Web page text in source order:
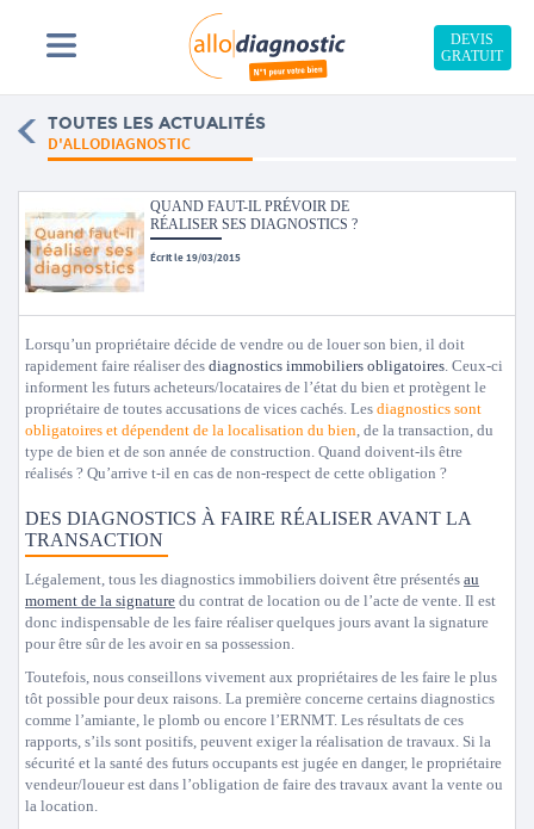
DEVIS
GRATUIT
TOUTES LES ACTUALITÉS
D'ALLODIAGNOSTIC
QUAND FAUT-IL PRÉVOIR DE
RÉALISER SES DIAGNOSTICS ?
Écrit le 19/03/2015
Lorsqu’un propriétaire décide de vendre ou de louer son bien, il doit
rapidement faire réaliser des diagnostics immobiliers obligatoires. Ceux-ci
informent les futurs acheteurs/locataires de l’état du bien et protègent le
propriétaire de toutes accusations de vices cachés. Les diagnostics sont
obligatoires et dépendent de la localisation du bien, de la transaction, du
type de bien et de son année de construction. Quand doivent-ils être
réalisés ? Qu’arrive t-il en cas de non-respect de cette obligation ?
DES DIAGNOSTICS À FAIRE RÉALISER AVANT LA
TRANSACTION
Légalement, tous les diagnostics immobiliers doivent être présentés au
moment de la signature du contrat de location ou de l’acte de vente. Il est
donc indispensable de les faire réaliser quelques jours avant la signature
pour être sûr de les avoir en sa possession.
Toutefois, nous conseillons vivement aux propriétaires de les faire le plus
tôt possible pour deux raisons. La première concerne certains diagnostics
comme l’amiante, le plomb ou encore l’ERNMT. Les résultats de ces
rapports, s’ils sont positifs, peuvent exiger la réalisation de travaux. Si la
sécurité et la santé des futurs occupants est jugée en danger, le propriétaire
vendeur/loueur est dans l’obligation de faire des travaux avant la vente ou
la location.